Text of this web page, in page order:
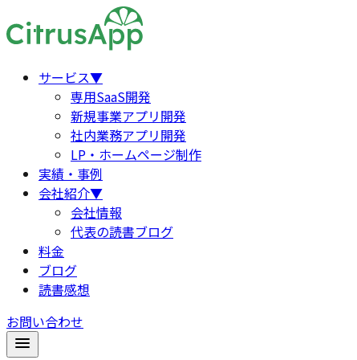
サービス▼
専用SaaS開発
新規事業アプリ開発
社内業務アプリ開発
LP・ホームページ制作
実績・事例
会社紹介▼
会社情報
代表の読書ブログ
料金
ブログ
読書感想
お問い合わせ